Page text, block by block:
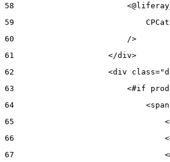
58
59
60
                        />
61
                    </div>
62
<div
63
<#if
64
65
66
67